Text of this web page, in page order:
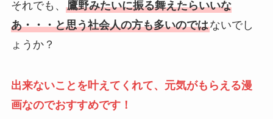
それでも、 鷹野みたいに振る舞えたらいいな
あ・・・と思う社会人の方も多いのではないでし
ょうか？
出来ないことを叶えてくれて、元気がもらえる漫
画なのでおすすめです！